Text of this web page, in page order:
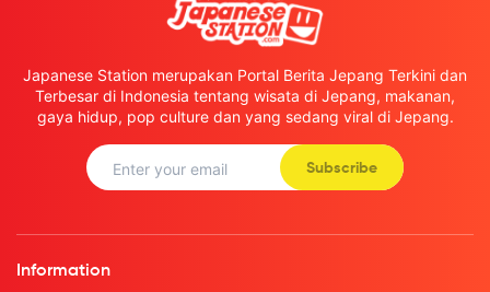
Japanese Station merupakan Portal Berita Jepang Terkini dan
Terbesar di Indonesia tentang wisata di Jepang, makanan,
gaya hidup, pop culture dan yang sedang viral di Jepang.
Subscribe
Information